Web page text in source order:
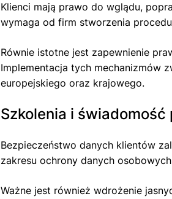
Klienci mają prawo do wglądu,
wymaga od firm stworzenia
Równie istotne jest zapewnienie
Implementacja tych mechanizmów
europejskiego oraz krajowego.
Szkolenia i
Bezpieczeństwo danych klientów
zakresu ochrony danych
Ważne jest również wdrożenie